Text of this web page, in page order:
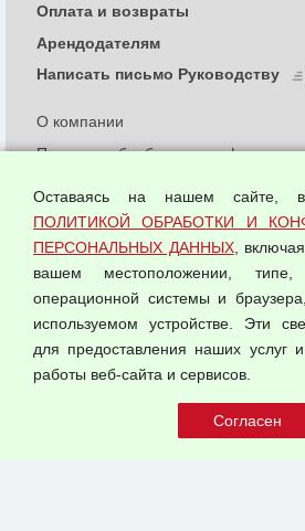
© 2026 ООО "Феникс"
О компании
Политика обработки и
Согласием на обработку
Оферта оптовой купли-продажи
Публичная оферта
Оплата и возвраты
Арендодателям
Написать письмо Руководству
Оставаясь на нашем сайте,
ПОЛИТИКОЙ ОБРАБОТКИ И
ПЕРСОНАЛЬНЫХ ДАННЫХ,
вашем местоположении,
операционной системы и
используемом устройстве. Эти
для предоставления наших услуг
работы веб-сайта и сервисов.